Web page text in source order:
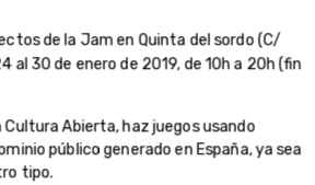
de la Jam en Quinta del sordo (C/
al 30 de enero de 2019, de 10h a 20h (fin
Abierta, haz juegos usando
público generado en España, ya sea
tipo.